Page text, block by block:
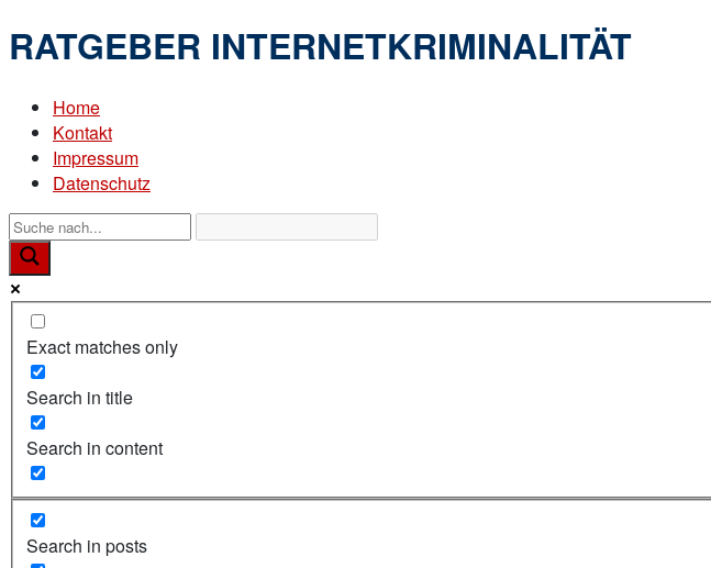
RATGEBER INTERNETKRIMINALITÄT
Home
Kontakt
Impressum
Datenschutz
Exact matches only
Search in title
Search in content
Search in posts